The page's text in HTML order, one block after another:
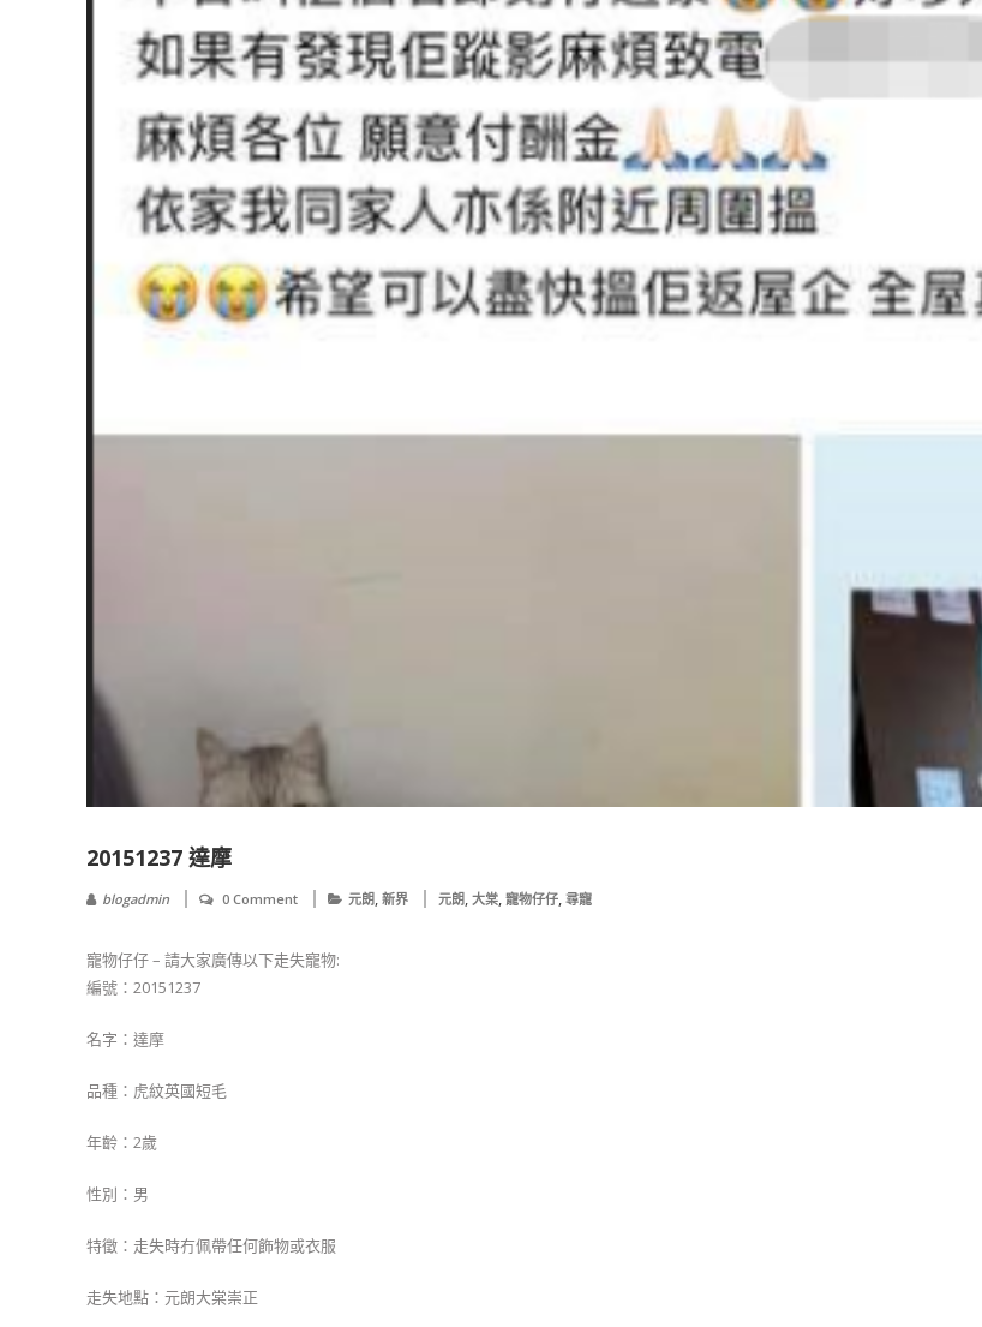
20151237 達摩
blogadmin 0 Comment 元朗, 新界 元朗, 大棠, 寵物仔仔, 尋寵
寵物仔仔 – 請大家廣傳以下走失寵物:
編號：20151237
名字：達摩
品種：虎紋英國短毛
年齡：2歲
性別：男
特徵：走失時冇佩帶任何飾物或衣服
走失地點：元朗大棠崇正